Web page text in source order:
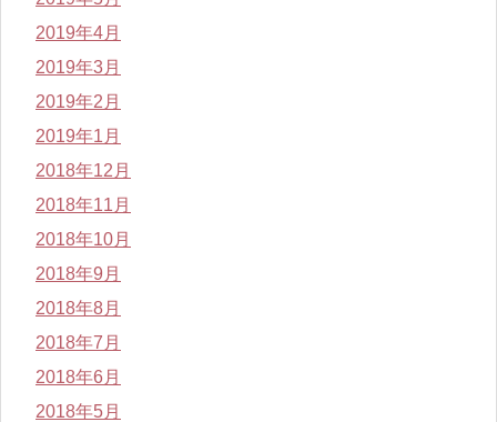
2019年4月
2019年3月
2019年2月
2019年1月
2018年12月
2018年11月
2018年10月
2018年9月
2018年8月
2018年7月
2018年6月
2018年5月